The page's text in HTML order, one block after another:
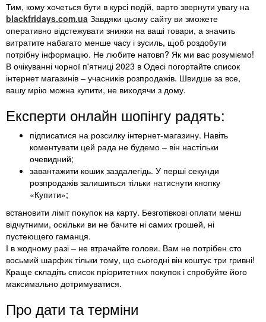
Тим, кому хочеться бути в курсі подій, варто звернути увагу на
blackfridays.com.ua Завдяки цьому сайту ви зможете
оперативно відстежувати знижки на ваші товари, а значить
витратите набагато менше часу і зусиль, щоб роздобути
потрібну інформацію. Не любите натовп? Як ми вас розуміємо!
В очікуванні чорної п'ятниці 2023 в Одесі погортайте список
інтернет магазинів – учасників розпродажів. Швидше за все,
вашу мрію можна купити, не виходячи з дому.
Експерти онлайн шопінгу радять:
підписатися на розсилку інтернет-магазину. Навіть
коментувати цей рада не будемо – він настільки
очевидний;
завантажити кошик заздалегідь. У перші секунди
розпродажів залишиться тільки натиснути кнопку
«Купити»;
встановити ліміт покупок на карту. Безготівкові оплати менш
відчутними, оскільки ви не бачите ні самих грошей, ні
пустеющего гаманця.
І в жодному разі – не втрачайте голови. Вам не потрібен сто
восьмий шарфик тільки тому, що сьогодні він коштує три гривні!
Краще складіть список пріоритетних покупок і спробуйте його
максимально дотримуватися.
Про дати та терміни